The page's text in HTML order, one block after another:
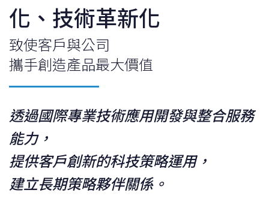
化、技術革新化
致使客戶與公司
攜手創造產品最大價值
透過國際專業技術應用開發與整合服務
能力，
提供客戶創新的科技策略運用，
建立長期策略夥伴關係。